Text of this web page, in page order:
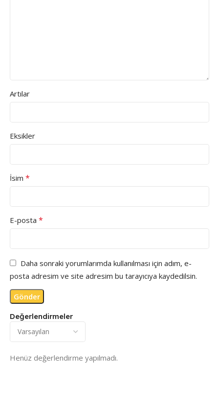
Değerlendirmeler
Henüz değerlendirme yapılmadı.
Artılar
Eksikler
İsim *
E-posta *
Daha sonraki yorumlarımda kullanılması için adım, e-
posta adresim ve site adresim bu tarayıcıya kaydedilsin.